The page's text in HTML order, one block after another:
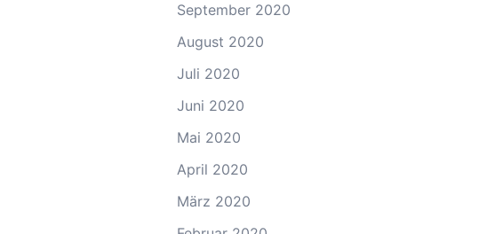
September 2020
August 2020
Juli 2020
Juni 2020
Mai 2020
April 2020
März 2020